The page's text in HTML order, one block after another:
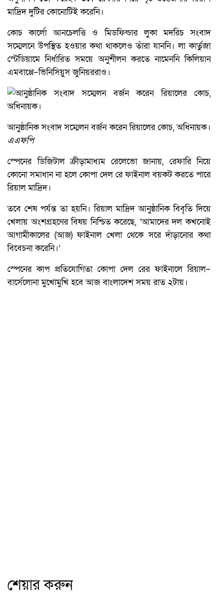
মাদ্রিদ দুটির কোনোটিই করেনি।
কোচ কার্লো আনচেলত্তি ও মিডফিল্ডার লুকা মদরিচ সংবাদ
সম্মেলনে উপস্থিত হওয়ার কথা থাকলেও তাঁরা যাননি। লা কার্তুজা
স্টেডিয়ামে নির্ধারিত সময়ে অনুশীলন করতে নামেননি কিলিয়ান
এমবাপ্পে–ভিনিসিয়ুস জুনিয়ররাও।
আনুষ্ঠানিক সংবাদ সম্মেলন বর্জন করেন রিয়ালের কোচ, অধিনায়ক।
এএফপি
স্পেনের ডিজিটাল ক্রীড়ামাধ্যম রেলেভো জানায়, রেফারি নিয়ে
কোনো সমাধান না হলে কোপা দেল রে ফাইনাল বয়কট করতে পারে
রিয়াল মাদ্রিদ।
তবে শেষ পর্যন্ত তা হয়নি। রিয়াল মাদ্রিদ আনুষ্ঠানিক বিবৃতি দিয়ে
খেলায় অংশগ্রহণের বিষয় নিশ্চিত করেছে, ‘আমাদের দল কখনোই
আগামীকালের (আজ) ফাইনাল খেলা থেকে সরে দাঁড়ানোর কথা
বিবেচনা করেনি।’
স্পেনের কাপ প্রতিযোগিতা কোপা দেল রের ফাইনালে রিয়াল–
বার্সেলোনা মুখোমুখি হবে আজ বাংলাদেশ সময় রাত ২টায়।
শেয়ার করুন